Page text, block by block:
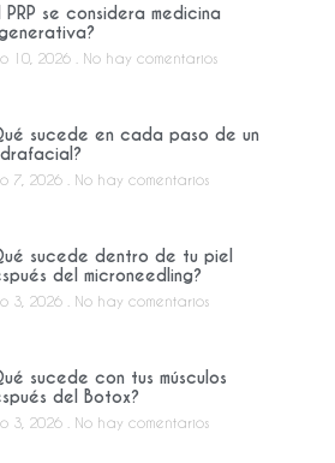
PRP se considera medicina
10, 2026 No hay comentarios
sucede en cada paso de un
7, 2026 No hay comentarios
sucede dentro de tu piel
del microneedling?
3, 2026 No hay comentarios
sucede con tus músculos
del Botox?
3, 2026 No hay comentarios